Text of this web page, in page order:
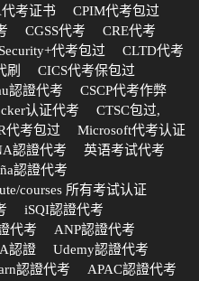
考证书
CPIM代考包过
CGSS代考
CRE代考
Security+代考包过
CLTD代考
刷
CICS代考保包过
認證代考
CSCP代考作弊
认证代考
CTSC包过,
代考包过
Microsoft代考认证
認證代考
英语考试代考
認證代考
courses 所有考试认证
iSQI認證代考
代考
ANP認證代考
認證
Udemy認證代考
認證代考
APAC認證代考